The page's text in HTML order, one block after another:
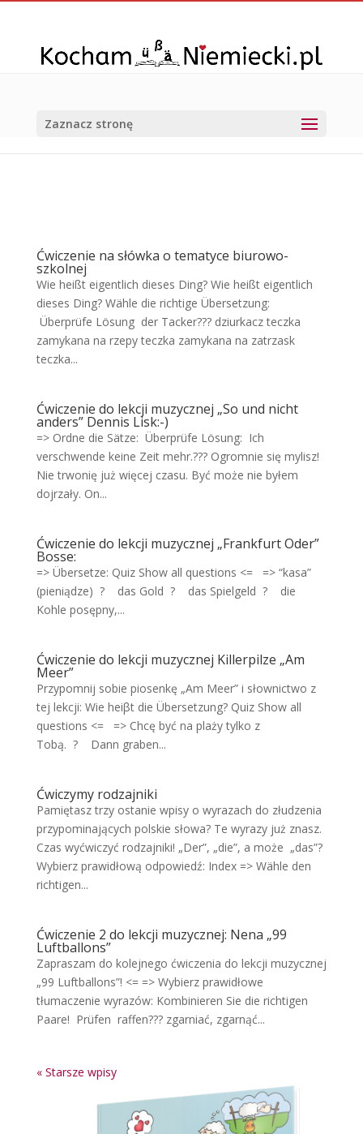
Zaznacz stronę
Ćwiczenie na słówka o tematyce biurowo-
szkolnej
Wie heißt eigentlich dieses Ding? Wie heißt eigentlich
dieses Ding? Wähle die richtige Übersetzung:
Überprüfe Lösung der Tacker??? dziurkacz teczka
zamykana na rzepy teczka zamykana na zatrzask
teczka...
Ćwiczenie do lekcji muzycznej „So und nicht
anders” Dennis Lisk:-)
=> Ordne die Sätze: Überprüfe Lösung: Ich
verschwende keine Zeit mehr.??? Ogromnie się mylisz!
Nie trwonię już więcej czasu. Być może nie byłem
dojrzały. On...
Ćwiczenie do lekcji muzycznej „Frankfurt Oder”
Bosse:
=> Übersetze: Quiz Show all questions <= => “kasa”
(pieniądze) ? das Gold ? das Spielgeld ? die
Kohle posępny,...
Ćwiczenie do lekcji muzycznej Killerpilze „Am
Meer”
Przypomnij sobie piosenkę „Am Meer” i słownictwo z
tej lekcji: Wie heiβt die Übersetzung? Quiz Show all
questions <= => Chcę być na plaży tylko z
Tobą. ? Dann graben...
Ćwiczymy rodzajniki
Pamiętasz trzy ostanie wpisy o wyrazach do złudzenia
przypominających polskie słowa? Te wyrazy już znasz.
Czas wyćwiczyć rodzajniki! „Der”, „die”, a może „das”?
Wybierz prawidłową odpowiedź: Index => Wähle den
richtigen...
Ćwiczenie 2 do lekcji muzycznej: Nena „99
Luftballons”
Zapraszam do kolejnego ćwiczenia do lekcji muzycznej
„99 Luftballons”! <= => Wybierz prawidłowe
tłumaczenie wyrazów: Kombinieren Sie die richtigen
Paare! Prüfen raffen??? zgarniać, zgarnąć...
« Starsze wpisy